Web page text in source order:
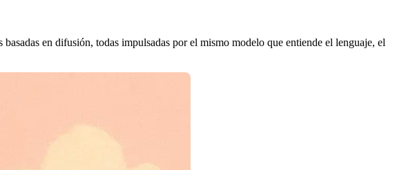
en difusión, todas impulsadas por el mismo modelo que entiende el lenguaje, el